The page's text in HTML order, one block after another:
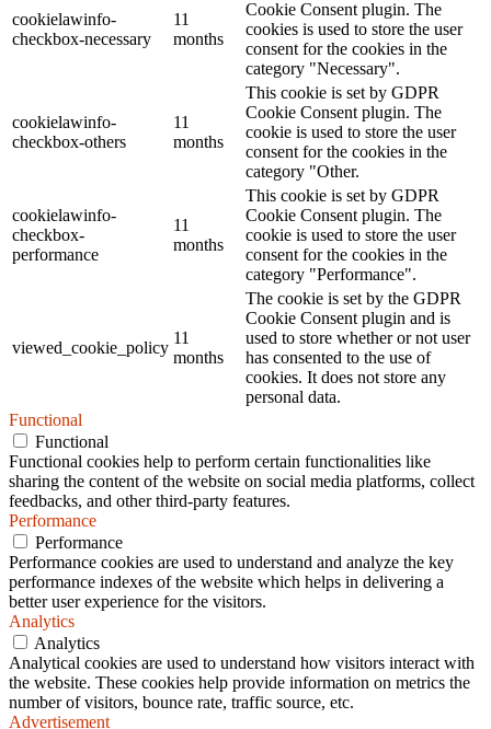
cookielawinfo-
checkbox-necessary
11
months
Cookie Consent plugin. The
cookies is used to store the user
consent for the cookies in the
category "Necessary".
cookielawinfo-
checkbox-others
11
months
This cookie is set by GDPR
Cookie Consent plugin. The
cookie is used to store the user
consent for the cookies in the
category "Other.
cookielawinfo-
checkbox-
performance
11
months
This cookie is set by GDPR
Cookie Consent plugin. The
cookie is used to store the user
consent for the cookies in the
category "Performance".
viewed_cookie_policy
11
months
The cookie is set by the GDPR
Cookie Consent plugin and is
used to store whether or not user
has consented to the use of
cookies. It does not store any
personal data.
Functional
Functional
Functional cookies help to perform certain functionalities like
sharing the content of the website on social media platforms, collect
feedbacks, and other third-party features.
Performance
Performance
Performance cookies are used to understand and analyze the key
performance indexes of the website which helps in delivering a
better user experience for the visitors.
Analytics
Analytics
Analytical cookies are used to understand how visitors interact with
the website. These cookies help provide information on metrics the
number of visitors, bounce rate, traffic source, etc.
Advertisement